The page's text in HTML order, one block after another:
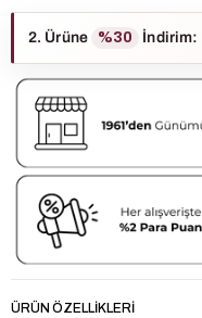
2. Ürüne %30 İndirim:
ÜRÜN ÖZELLIKLERI